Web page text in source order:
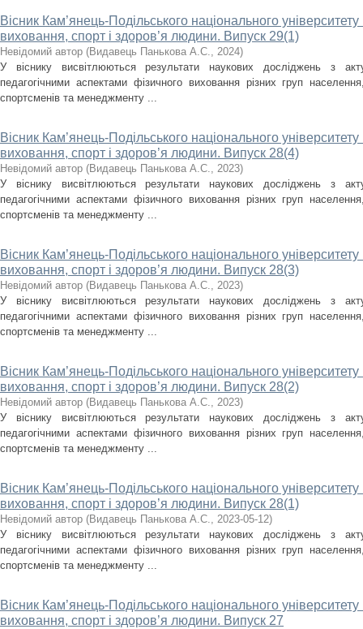
Вісник Кам’янець-Подільського національного університету
виховання, спорт і здоров’я людини. Випуск 29(1)
Невідомий автор (Видавець Панькова А.С., 2024)
У віснику висвітлюються результати наукових досліджень з
педагогічними аспектами фізичного виховання різних груп населення,
спортсменів та менеджменту ...
Вісник Кам’янець-Подільського національного університету
виховання, спорт і здоров’я людини. Випуск 28(4)
Невідомий автор (Видавець Панькова А.С., 2023)
У віснику висвітлюються результати наукових досліджень з
педагогічними аспектами фізичного виховання різних груп населення,
спортсменів та менеджменту ...
Вісник Кам’янець-Подільського національного університету
виховання, спорт і здоров’я людини. Випуск 28(3)
Невідомий автор (Видавець Панькова А.С., 2023)
У віснику висвітлюються результати наукових досліджень з
педагогічними аспектами фізичного виховання різних груп населення,
спортсменів та менеджменту ...
Вісник Кам’янець-Подільського національного університету
виховання, спорт і здоров’я людини. Випуск 28(2)
Невідомий автор (Видавець Панькова А.С., 2023)
У віснику висвітлюються результати наукових досліджень з
педагогічними аспектами фізичного виховання різних груп населення,
спортсменів та менеджменту ...
Вісник Кам’янець-Подільського національного університету
виховання, спорт і здоров’я людини. Випуск 28(1)
Невідомий автор (Видавець Панькова А.С., 2023-05-12)
У віснику висвітлюються результати наукових досліджень з
педагогічними аспектами фізичного виховання різних груп населення,
спортсменів та менеджменту ...
Вісник Кам’янець-Подільського національного університету
виховання, спорт і здоров’я людини. Випуск 27